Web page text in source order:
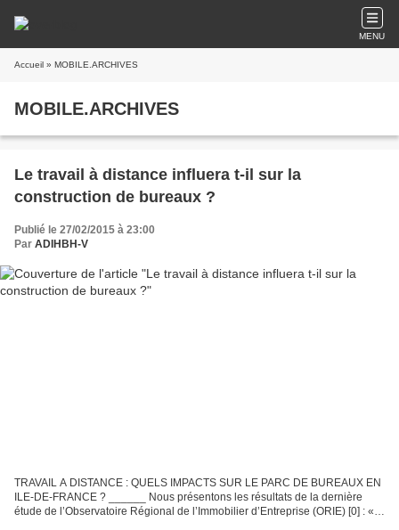
MENU
Accueil » MOBILE.ARCHIVES
MOBILE.ARCHIVES
Le travail à distance influera t-il sur la
construction de bureaux ?
Publié le 27/02/2015 à 23:00
Par ADIHBH-V
TRAVAIL A DISTANCE : QUELS IMPACTS SUR LE PARC DE BUREAUX EN
ILE-DE-FRANCE ? ______ Nous présentons les résultats de la dernière
étude de l’Observatoire Régional de l’Immobilier d’Entreprise (ORIE) [0] : «